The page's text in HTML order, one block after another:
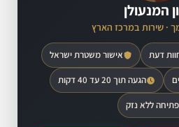
המנעולן
· שירות במרכז הארץ
אישור משטרת ישראל
הגעה תוך 20 עד 40 דקות
פתיחה ללא נזק